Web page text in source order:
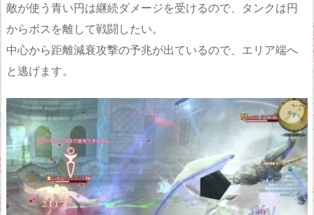
敵が使う青い円は継続ダメージを受けるので、タンクは円
からボスを離して戦闘したい。
中心から距離減衰攻撃の予兆が出ているので、エリア端へ
と逃げます。